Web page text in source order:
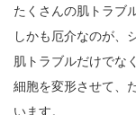
たくさんの肌トラブ
しかも厄介なのが、
肌トラブルだけでな
細胞を変形させて、
います。